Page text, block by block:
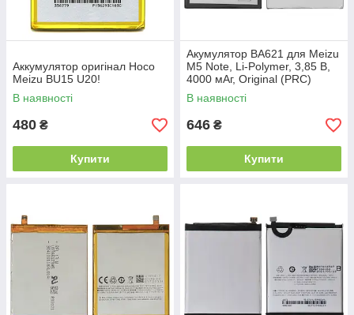
Аккумулятор оригінал Hoco
Meizu BU15 U20!
В наявності
480 ₴
Купити
Акумулятор BA621 для Meizu
M5 Note, Li-Polymer, 3,85 B,
4000 мАг, Original (PRC)
В наявності
646 ₴
Купити